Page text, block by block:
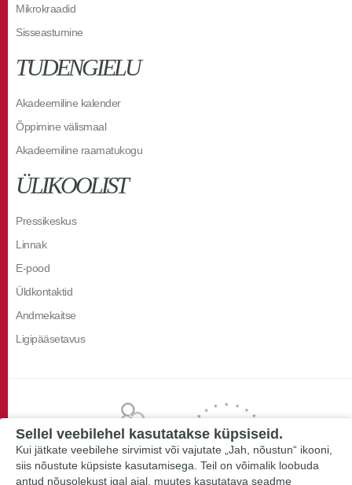
Mikrokraadid
Sisseastumine
TUDENGIELU
Akadeemiline kalender
Õppimine välismaal
Akadeemiline raamatukogu
ÜLIKOOLIST
Pressikeskus
Linnak
E-pood
Üldkontaktid
Andmekaitse
Ligipääsetavus
Sellel veebilehel kasutatakse küpsiseid.
Kui jätkate veebilehe sirvimist või vajutate „Jah, nõustun“ ikooni,
siis nõustute küpsiste kasutamisega. Teil on võimalik loobuda
antud nõusolekust igal ajal, muutes kasutatava seadme